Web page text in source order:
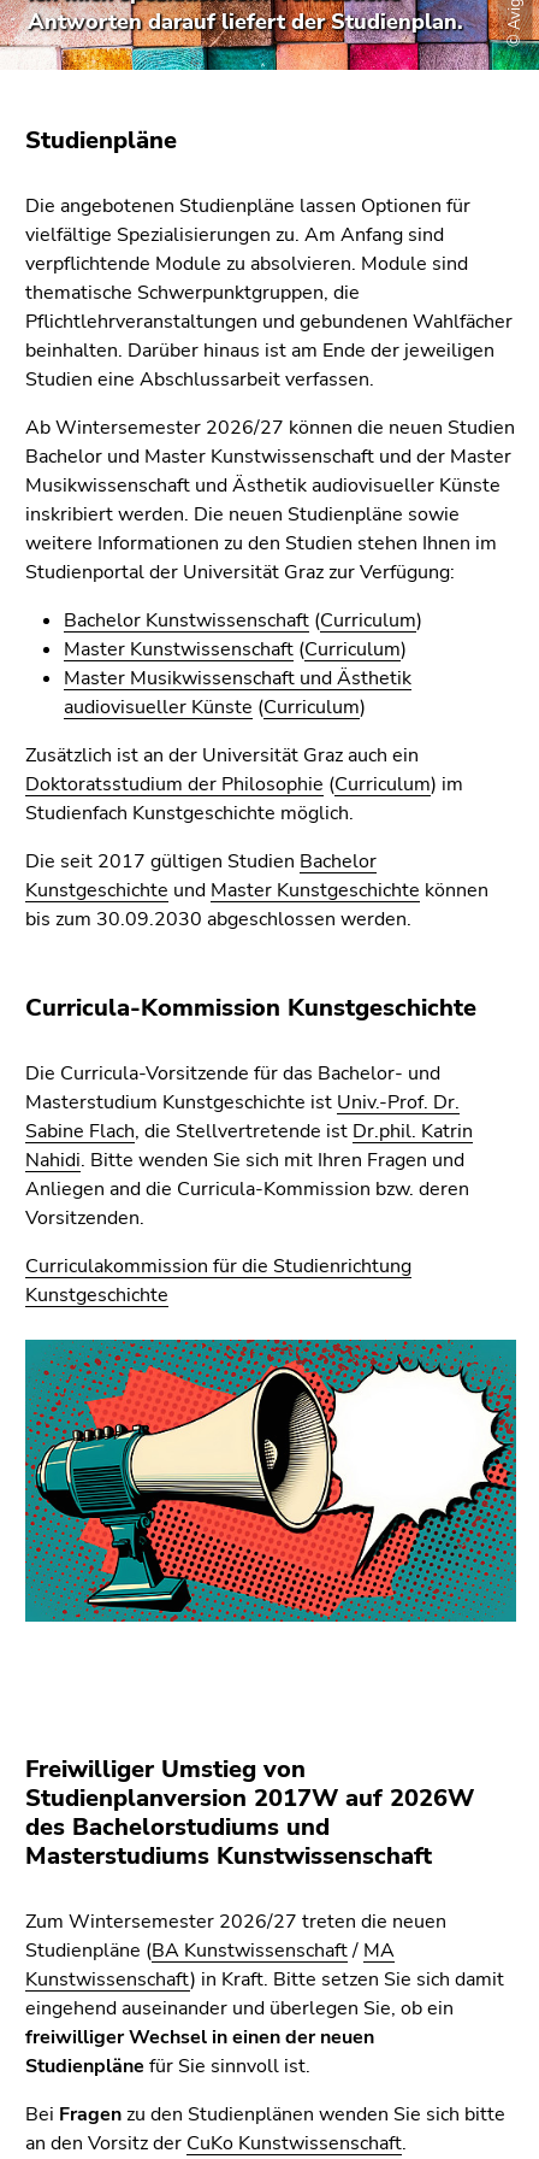
Sie diesen
Link.
Inhalt
1)
Zur
Positionsanzeige
(Zugriffstaste
2)
Zur
Hauptnavigation
3)
Zur
Unternavigation
(Zugriffstaste
4)
Zu
Zusatzinformationen
(Zugriffstaste
den
Seiteneinstellungen
(Benutzer/Sprache)
8)
Zur
Suche
Antworten darauf liefert der Studienplan.
Studienpläne
Die angebotenen Studienpläne lassen Optionen für
vielfältige Spezialisierungen zu. Am Anfang sind
verpflichtende Module zu absolvieren. Module sind
thematische Schwerpunktgruppen, die
Pflichtlehrveranstaltungen und gebundenen Wahlfächer
beinhalten. Darüber hinaus ist am Ende der jeweiligen
Studien eine Abschlussarbeit verfassen.
Ab Wintersemester 2026/27 können die neuen Studien
Bachelor und Master Kunstwissenschaft und der Master
Musikwissenschaft und Ästhetik audiovisueller Künste
inskribiert werden. Die neuen Studienpläne sowie
weitere Informationen zu den Studien stehen Ihnen im
Studienportal der Universität Graz zur Verfügung:
Bachelor Kunstwissenschaft (Curriculum)
Master Kunstwissenschaft (Curriculum)
Master Musikwissenschaft und Ästhetik
audiovisueller Künste (Curriculum)
Zusätzlich ist an der Universität Graz auch ein
Doktoratsstudium der Philosophie (Curriculum) im
Studienfach Kunstgeschichte möglich.
Die seit 2017 gültigen Studien Bachelor
Kunstgeschichte und Master Kunstgeschichte können
bis zum 30.09.2030 abgeschlossen werden.
Curricula-Kommission Kunstgeschichte
Die Curricula-Vorsitzende für das Bachelor- und
Masterstudium Kunstgeschichte ist Univ.-Prof. Dr.
Sabine Flach, die Stellvertretende ist Dr.phil. Katrin
Nahidi. Bitte wenden Sie sich mit Ihren Fragen und
Anliegen and die Curricula-Kommission bzw. deren
Vorsitzenden.
Curriculakommission für die Studienrichtung
Kunstgeschichte
Freiwilliger Umstieg von
Studienplanversion 2017W auf 2026W
des Bachelorstudiums und
Masterstudiums Kunstwissenschaft
Zum Wintersemester 2026/27 treten die neuen
Studienpläne (BA Kunstwissenschaft/ MA
Kunstwissenschaft) in Kraft. Bitte setzen Sie sich damit
eingehend auseinander und überlegen Sie, ob ein
freiwilliger Wechsel in einen der neuen
Studienpläne für Sie sinnvoll ist.
Bei Fragenzu den Studienplänen wenden Sie sich bitte
an den Vorsitz der CuKo Kunstwissenschaft.